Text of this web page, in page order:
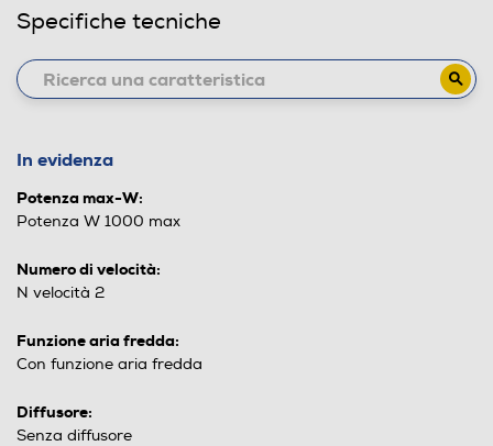
Specifiche tecniche
In evidenza
Potenza max-W:
Potenza W 1000 max
Numero di velocità:
N velocità 2
Funzione aria fredda:
Con funzione aria fredda
Diffusore:
Senza diffusore